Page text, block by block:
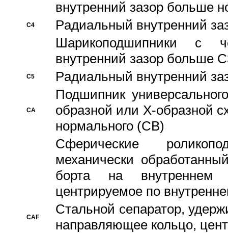
внутренний зазор больше
C4
Pадиальный внутренний
Шарикоподшипники с
внутренний зазор больше
C5 Pадиальный внутренний
CA
Подшипник
образной или Х-образной
нормального (CB)
Сферические
механически
борта на внутреннем
центрируемое по
CAF
Стальной сепаратор,
направляющее кольцо,